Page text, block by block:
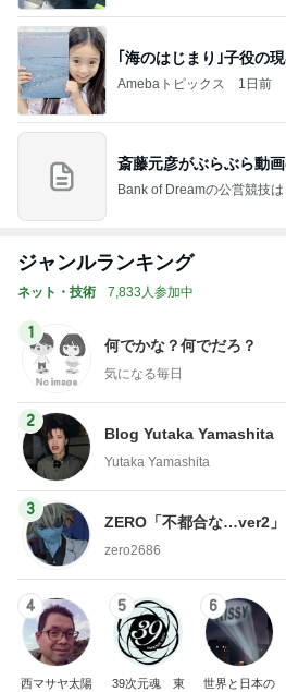
｢海のはじまり｣子役の
Amebaトピックス 1日前
斎藤元彦がぶらぶら動
Bank of Dreamの公営競技は
ジャンルランキング
ネット・技術 7,833人参加中
1
何でかな？何でだろ？
気になる毎日
2
Blog Yutaka Yamashita
Yutaka Yamashita
3
ZERO「不都合な…ver2」
zero2686
4
西マサヤ太陽
5
39次元魂 東
6
世界と日本の